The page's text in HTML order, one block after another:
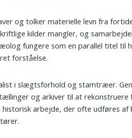
og tolker materielle levn fra
kilder mangler, og
fungere som en parallel titel til
forståelse.
i slægtsforhold og stamtræer.
og arkiver til at rekonstruere
arbejde, der ofte udføres af